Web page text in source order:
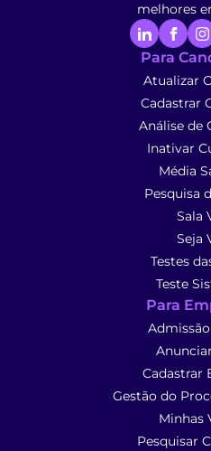
melhores
Para
Atualizar
Cadastrar
Análise de
Inativar
Média
Pesquisa
Sala
Seja
Testes
Teste
Para
Cadastrar
Gestão do
Minhas
Pesquisar